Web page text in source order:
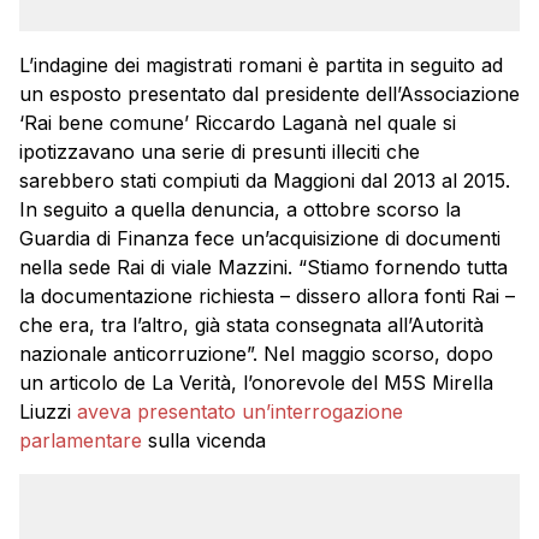
L’indagine dei magistrati romani è partita in seguito ad
un esposto presentato dal presidente dell’Associazione
‘Rai bene comune’ Riccardo Laganà nel quale si
ipotizzavano una serie di presunti illeciti che
sarebbero stati compiuti da Maggioni dal 2013 al 2015.
In seguito a quella denuncia, a ottobre scorso la
Guardia di Finanza fece un’acquisizione di documenti
nella sede Rai di viale Mazzini. “Stiamo fornendo tutta
la documentazione richiesta – dissero allora fonti Rai –
che era, tra l’altro, già stata consegnata all’Autorità
nazionale anticorruzione”. Nel maggio scorso, dopo
un articolo de La Verità, l’onorevole del M5S Mirella
Liuzzi aveva presentato un’interrogazione
parlamentare sulla vicenda